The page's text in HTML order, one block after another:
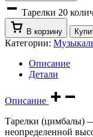
Тарелки 20
В корзину
Категории:
Описание
Детали
Описание
Тарелки (цимбалы)
неопределенной